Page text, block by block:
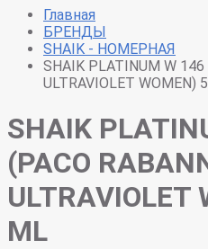
Главная
БРЕНДЫ
SHAIK - НОМЕРНАЯ
SHAIK PLATINUM W 146
ULTRAVIOLET WOMEN)
SHAIK
(PACO
ULTRAVIOLET
ML